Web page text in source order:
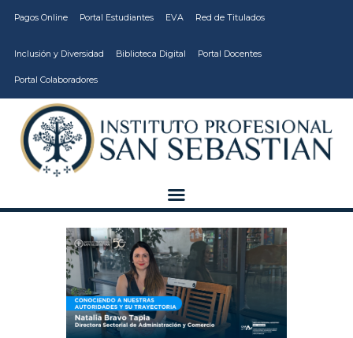
Pagos Online Portal Estudiantes EVA Red de Titulados
Inclusión y Diversidad Biblioteca Digital Portal Docentes
Portal Colaboradores
CARRERAS
VIDA ESTUDIANTIL
INSTITUCIÓN
VCM
EDUCACIÓN
CONTINUA